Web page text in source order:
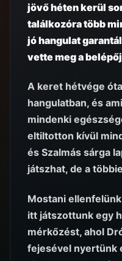
jövő héten kerül
találkozóra több
jó hangulat
vette meg a
A keret hétvége
hangulatban, és
mindenki
eltiltotton kívül
és Szalmás sárga
játszhat, de a
Mostani
itt játszottunk egy
mérkőzést, ahol
fejesével nyertünk